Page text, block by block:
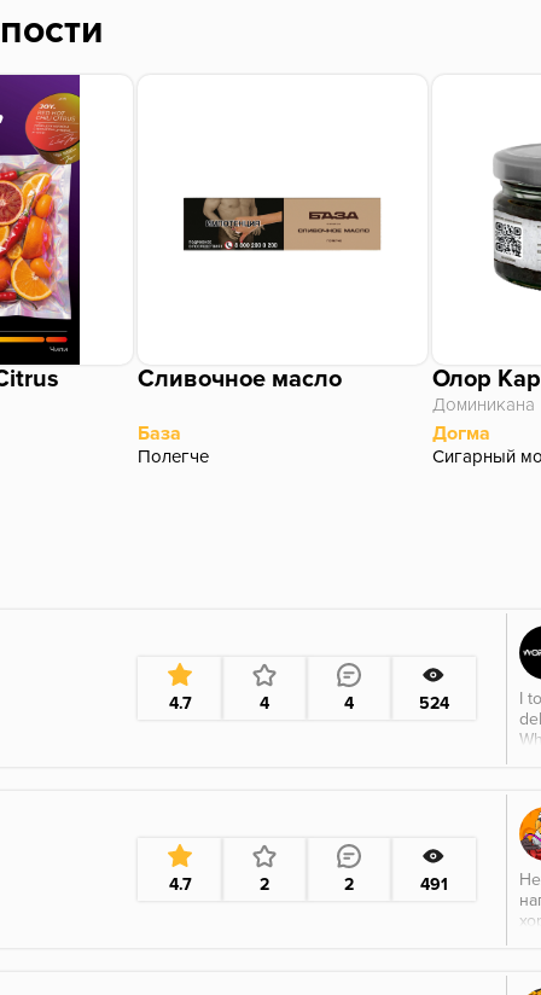
Сливочное масло
База
Полегче
Олор
Доминикана
Догма
Сигарный
4.7 4 4 524
I
4.7 2 2 491